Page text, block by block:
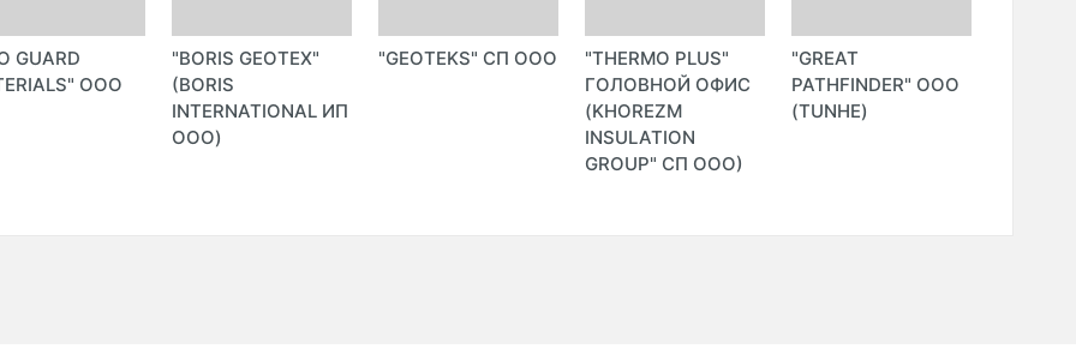
GUARD
ООО
"BORIS GEOTEX"
(BORIS
INTERNATIONAL ИП
ООО)
"GEOTEKS" СП ООО
"THERMO PLUS"
ГОЛОВНОЙ ОФИС
(KHOREZM
INSULATION
GROUP" СП ООО)
"GREAT
PATHFINDER" ООО
(TUNHE)